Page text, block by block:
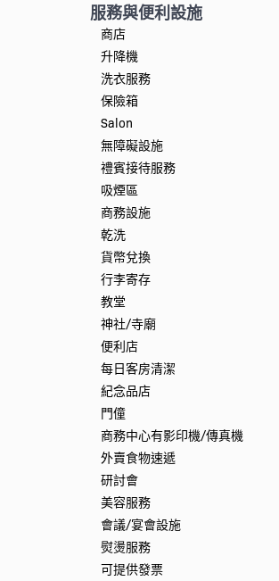
服務與便利設施
商店
升降機
洗衣服務
保險箱
Salon
無障礙設施
禮賓接待服務
吸煙區
商務設施
乾洗
貨幣兌換
行李寄存
教堂
神社/寺廟
便利店
每日客房清潔
紀念品店
門僮
商務中心有影印機/傳真機
外賣食物速遞
研討會
美容服務
會議/宴會設施
熨燙服務
可提供發票